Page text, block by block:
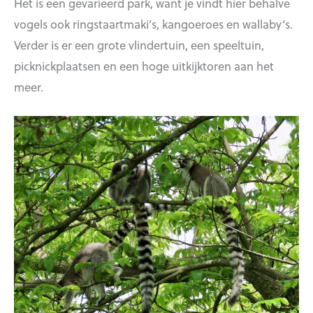
vogels ook ringstaartmaki’s, kangoeroes en wallaby’s.
Verder is er een grote vlindertuin, een speeltuin,
picknickplaatsen en een hoge uitkijktoren aan het
meer.